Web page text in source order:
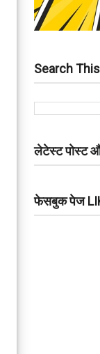
Search
लेटेस्ट पोस्ट
फेसबुक पेज